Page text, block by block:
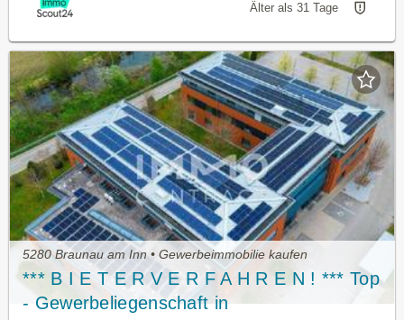
Älter als 31 Tage
5280 Braunau am Inn • Gewerbeimmobilie kaufen
*** B I E T E R V E R F A H R E N ! *** Top
- Gewerbeliegenschaft in